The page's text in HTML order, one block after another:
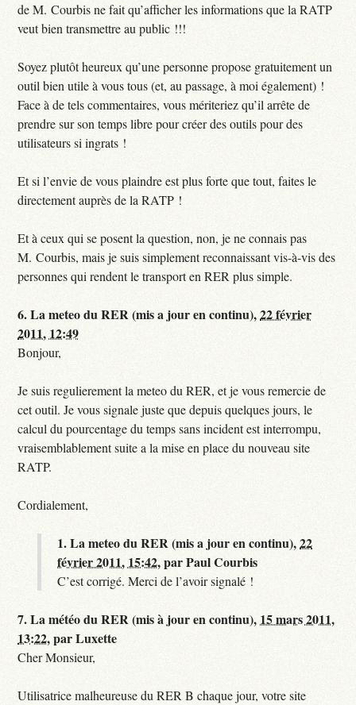
de M. Courbis ne fait qu’afficher les informations que la RATP
veut bien transmettre au public !!!
Soyez plutôt heureux qu’une personne propose gratuitement un
outil bien utile à vous tous (et, au passage, à moi également) !
Face à de tels commentaires, vous mériteriez qu’il arrête de
prendre sur son temps libre pour créer des outils pour des
utilisateurs si ingrats !
Et si l’envie de vous plaindre est plus forte que tout, faites le
directement auprès de la RATP !
Et à ceux qui se posent la question, non, je ne connais pas
M. Courbis, mais je suis simplement reconnaissant vis-à-vis des
personnes qui rendent le transport en RER plus simple.
6.La meteo du RER (mis a jour en continu),22 février
2011, 12:49
Bonjour,
Je suis regulierement la meteo du RER, et je vous remercie de
cet outil. Je vous signale juste que depuis quelques jours, le
calcul du pourcentage du temps sans incident est interrompu,
vraisemblablement suite a la mise en place du nouveau site
RATP.
Cordialement,
1.La meteo du RER (mis a jour en continu),22
février 2011, 15:42,parPaul Courbis
C’est corrigé. Merci de l’avoir signalé !
7.La météo du RER (mis à jour en continu), 15 mars 2011,
13:22,parLuxette
Cher Monsieur,
Utilisatrice malheureuse du RER B chaque jour, votre site